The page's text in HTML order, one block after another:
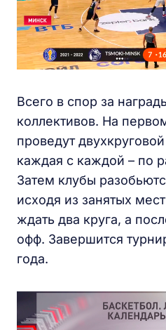
Всего в спор за
коллективов. На
проведут
каждая с каждой – по
Затем клубы
исходя из занятых
ждать два круга, а
офф. Завершится
года.